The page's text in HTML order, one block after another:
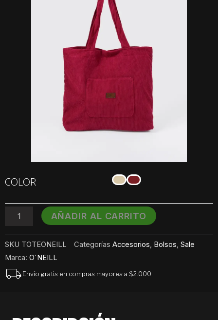
COLOR
Tote
Pana
cantidad
AÑADIR AL CARRITO
SKU TOTEONEILL Categorías Accesorios Bolsos Sale
Marca: O´NEILL
Envío gratis en compras mayores a $2.000